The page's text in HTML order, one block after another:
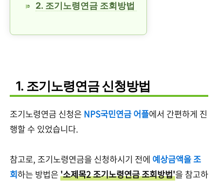
2. 조기노령연금 조회방법
1. 조기노령연금 신청방법
조기노령연금 신청은 NPS국민연금 어플에서 간편하게 진
행할 수 있었습니다.
참고로, 조기노령연금을 신청하시기 전에 예상금액을 조
회하는 방법은'소제목2 조기노령연금 조회방법'을 참고하